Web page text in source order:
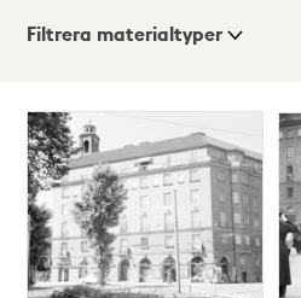
Visningsläge
Lista
Karta
Filtrera materialtyper
träffar